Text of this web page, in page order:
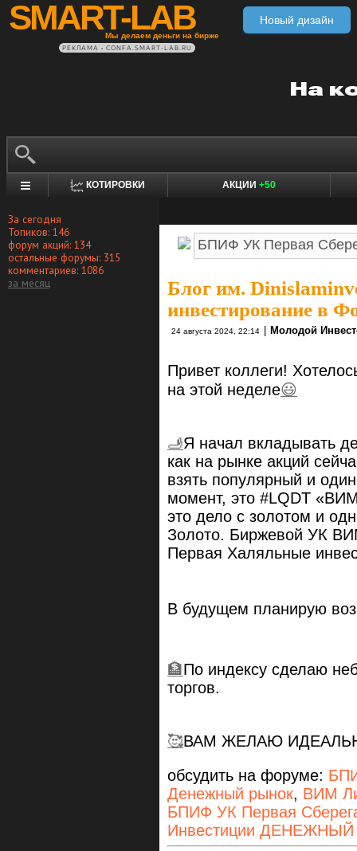
SMART-LAB
Мы делаем деньги на бирже
Новый дизайн
РЕКЛАМА • CONFA.SMART-LAB.RU
КОТИРОВКИ АКЦИИ +50
За сегодня
Топиков: 146
форум акций: 134
остальные форумы: 315
комментариев: 1086
за месяц
Блог им.
инвестирование в
24 августа 2024, 22:14 Молодой
Привет коллеги!
на этой неделе😃
🫸Я начал вкладывать
как на рынке акций
взять популярный и
момент, это #LQDT
это дело с золотом и
Золото. Биржевой УК
Первая Халяльные
В будущем планирую
🏦По индексу сделаю
торгов.
🥰ВАМ ЖЕЛАЮ
обсудить на форуме:
Денежный рынок, ВИМ
БПИФ УК Первая
Инвестиции